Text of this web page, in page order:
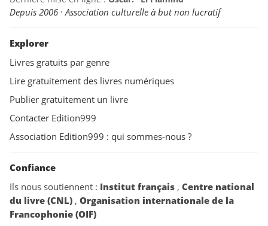
Depuis 2006 · Association culturelle à but non lucratif
Explorer
Livres gratuits par genre
Lire gratuitement des livres numériques
Publier gratuitement un livre
Contacter Edition999
Association Edition999 : qui sommes-nous ?
Confiance
Ils nous soutiennent : Institut français , Centre national
du livre (CNL) , Organisation internationale de la
Francophonie (OIF)